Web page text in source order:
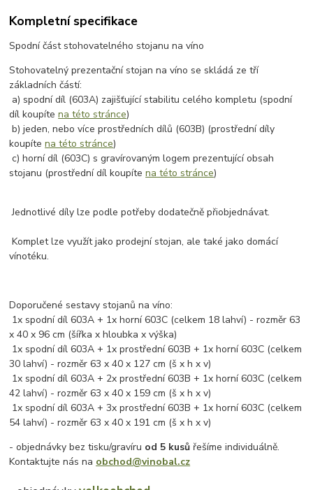
Kompletní specifikace
Spodní část stohovatelného stojanu na víno
Stohovatelný prezentační stojan na víno se skládá ze tří
základních částí:
a) spodní díl (603A) zajišťující stabilitu celého kompletu (spodní
díl koupítena této stránce)
b) jeden, nebo více prostředních dílů (603B) (prostřední díly
koupítena této stránce)
c) horní díl (603C) s gravírovaným logem prezentující obsah
stojanu (prostřední díl koupítena této stránce)
Jednotlivé díly lze podle potřeby dodatečně přiobjednávat.
Komplet lze využít jako prodejní stojan, ale také jako domácí
vínotéku.
Doporučené sestavy stojanů na víno:
1x spodní díl 603A + 1x horní 603C (celkem 18 lahví) - rozměr 63
x 40 x 96 cm (šířka x hloubka x výška)
1x spodní díl 603A + 1x prostřední 603B + 1x horní 603C (celkem
30 lahví) - rozměr 63 x 40 x 127 cm (š x h x v)
1x spodní díl 603A + 2x prostřední 603B + 1x horní 603C (celkem
42 lahví) - rozměr 63 x 40 x 159 cm (š x h x v)
1x spodní díl 603A + 3x prostřední 603B + 1x horní 603C (celkem
54 lahví) - rozměr 63 x 40 x 191 cm (š x h x v)
- objednávky bez tisku/gravíru od 5 kusů řešíme individuálně.
Kontaktujte nás na obchod@vinobal.cz